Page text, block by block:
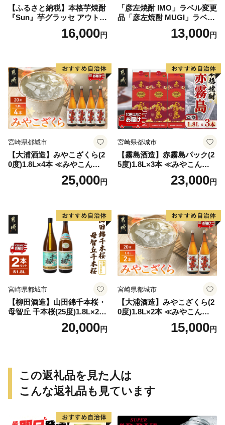
【ふるさと納税】本格芋焼酎
『Sun』芋グラッセ アウトド
ア ソロキャンプ ベランピン
グ 巣ごもり 就労支援16,000円
「彦左焼酎 IMO」ラベル変更
品「彦左焼酎 MUGI」ラベル
変更品 飲み比べ セット 合計
2本 720ml×各1本 25度 焼酎
13,000円
宮崎県都城市
【大浦酒造】みやこざくら(2
0度)1.8L×4本 ≪みやこんじょ
特急便≫_AD-077125,000円
宮崎県都城市
【霧島酒造】赤霧島パック(2
5度)1.8L×3本 ≪みやこんじょ
特急便≫_23-07-K03P-1800-3
23,000円
宮崎県都城市
【柳田酒造】山田錦千本桜・
母智丘 千本桜(25度)1.8L×2本
≪みやこんじょ特急便≫_AC
20,000円
宮崎県都城市
【大浦酒造】みやこざくら(2
0度)1.8L×2本 ≪みやこんじょ
特急便≫_MJ-077115,000円
この返礼品を見た人は
こんな返礼品も見ています